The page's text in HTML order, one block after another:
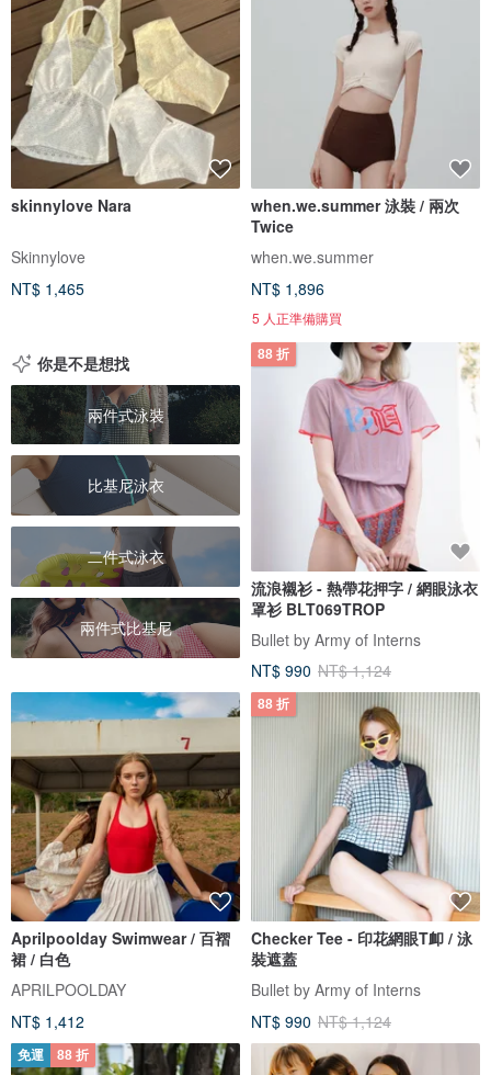
skinnylove Nara
Skinnylove
NT$ 1,465
when.we.summer 泳裝 / 兩次
Twice
when.we.summer
NT$ 1,896
5 人正準備購買
你是不是想找
兩件式泳裝
比基尼泳衣
二件式泳衣
兩件式比基尼
88 折
流浪襯衫 - 熱帶花押字 / 網眼泳衣
罩衫 BLT069TROP
Bullet by Army of Interns
NT$ 990 NT$ 1,124
Aprilpoolday Swimwear / 百褶
裙 / 白色
APRILPOOLDAY
NT$ 1,412
88 折
Checker Tee - 印花網眼T卹 / 泳
裝遮蓋
Bullet by Army of Interns
NT$ 990 NT$ 1,124
免運 88 折